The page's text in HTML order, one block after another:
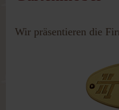
Wir präsentieren die
Passwort